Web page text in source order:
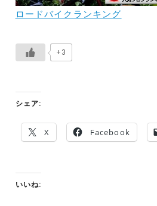
ロードバイクランキング
+3
シェア:
X Facebook
いいね: